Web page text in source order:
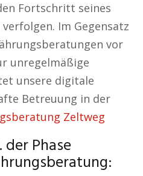
Fortschritt seines
Im Gegensatz
vor
unregelmäßige
unsere digitale
Betreuung in der
Zeltweg
Phase